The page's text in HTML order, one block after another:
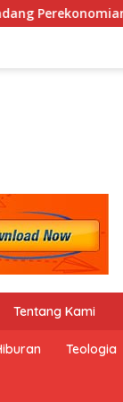
Sosial dalam
Tentang Kami
Teologia